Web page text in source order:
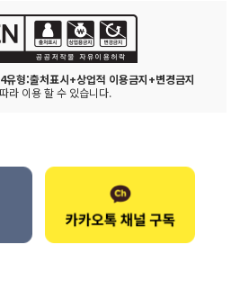
유형:출처표시+상업적 이용금지+변경금지
라 이용 할 수 있습니다.